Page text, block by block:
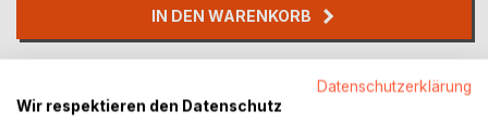
IN DEN WARENKORB
Titel bewerten
Datenschutzerklärung
Wir respektieren den Datenschutz